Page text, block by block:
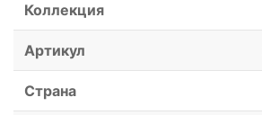
Коллекция
Артикул
Страна